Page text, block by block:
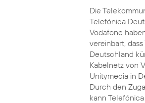
Die
Telefónica
Vodafone
vereinbart,
Deutschland
Kabelnetz von
Unitymedia in
Durch den
kann